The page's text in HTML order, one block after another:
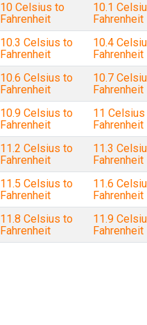
10 Celsius to
Fahrenheit
10.1
Fahrenheit
10.3 Celsius to
Fahrenheit
10.4
Fahrenheit
10.6 Celsius to
Fahrenheit
10.7
Fahrenheit
10.9 Celsius to
Fahrenheit
11
Fahrenheit
11.2 Celsius to
Fahrenheit
11.3
Fahrenheit
11.5 Celsius to
Fahrenheit
11.6
Fahrenheit
11.8 Celsius to
Fahrenheit
11.9
Fahrenheit